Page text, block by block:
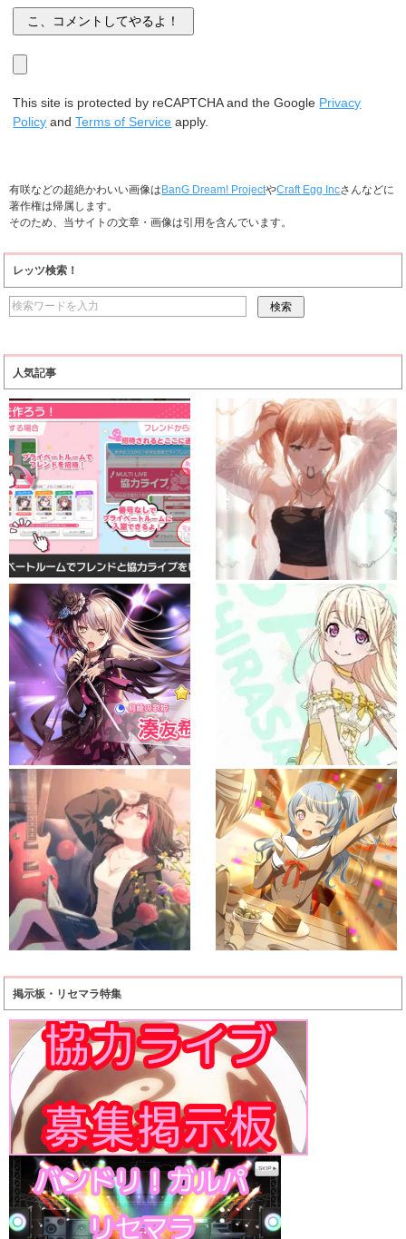
This site is protected by reCAPTCHA and the Google Privacy
Policy andTerms of Service apply.
有咲などの超絶かわいい画像はBanG Dream! ProjectやCraft Egg Incさんなどに
著作権は帰属します。
そのため、当サイトの文章・画像は引用を含んでいます。
レッツ検索！
人気記事
掲示板・リセマラ特集